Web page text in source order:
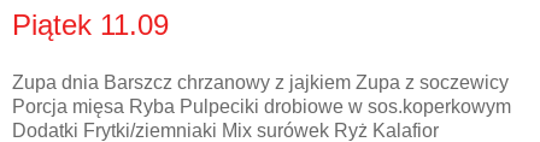
Piątek 11.09
Zupa dnia Barszcz chrzanowy z jajkiem Zupa z soczewicy
Porcja mięsa Ryba Pulpeciki drobiowe w sos.koperkowym
Dodatki Frytki/ziemniaki Mix surówek Ryż Kalafior